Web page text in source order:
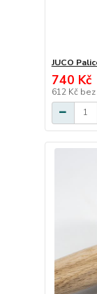
JUCO
740 Kč
612 Kč bez